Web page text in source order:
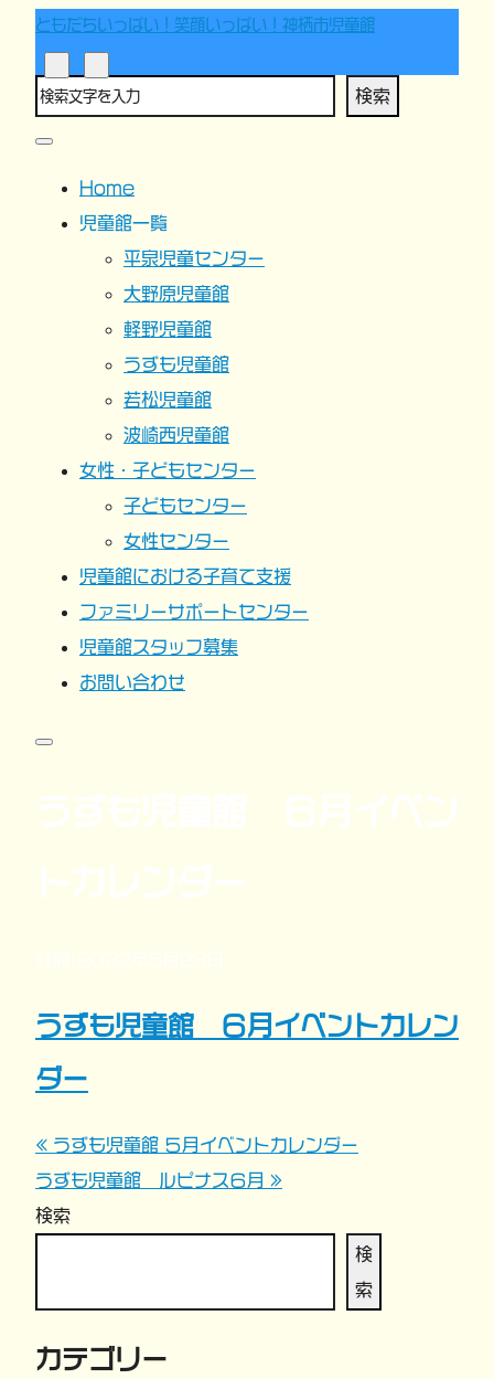
ともだちいっぱい！笑顔いっぱい！神栖市児童館
検索
Home
児童館一覧
平泉児童センター
大野原児童館
軽野児童館
うずも児童館
若松児童館
波崎西児童館
女性・子どもセンター
子どもセンター
女性センター
児童館における子育て支援
ファミリーサポートセンター
児童館スタッフ募集
お問い合わせ
うずも児童館 ６月イベントカレン
ダー
投
稿
ビ
ゲ
« うずも児童館 ５月イベントカレンダー
うずも児童館 ルピナス６月 »
検索
検
索
カテゴリー